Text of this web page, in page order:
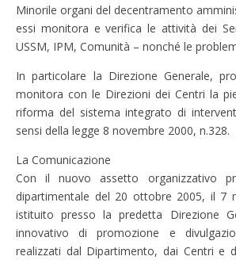
Minorile organi del decentramento
essi monitora e verifica le attività dei
USSM, IPM, Comunità – nonché le
In particolare la Direzione Generale,
monitora con le Direzioni dei Centri la
riforma del sistema integrato di
sensi della legge 8 novembre 2000, n.328.
La Comunicazione
Con il nuovo assetto organizzativo
dipartimentale del 20 ottobre 2005, il 7
istituito presso la predetta Direzione
innovativo di promozione e
realizzati dal Dipartimento, dai Centri e